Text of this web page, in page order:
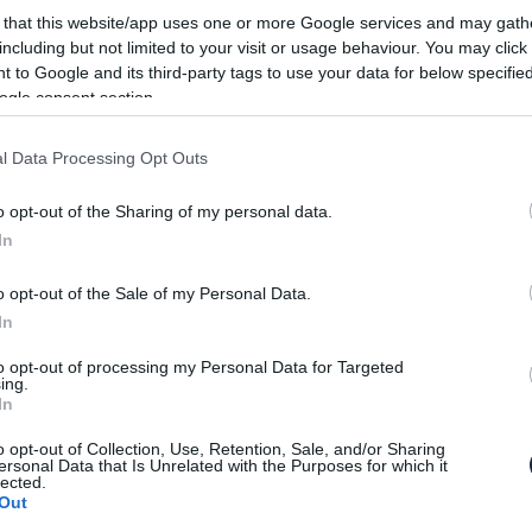
this website/app uses one or more Google services and may
but not limited to your visit or usage behaviour. You may
to Google and its third-party tags to use your data for below
consent section.
Data Processing Opt Outs
opt-out of the Sharing of my personal data.
opt-out of the Sale of my Personal Data.
opt-out of processing my Personal Data for Targeted
opt-out of Collection, Use, Retention, Sale, and/or Sharing
Data that Is Unrelated with the Purposes for which it
hogy kitörjön konzervatív imidzsének
való műszaki együttműködés is ennek a jele, és
a különleges felszereléseket adja a titkos
a brit királyi légierő híres akrobata csoportjára,
beltérrel és a több helyütt megtalálható Red
új gyárában készítik majd, amely pont egy